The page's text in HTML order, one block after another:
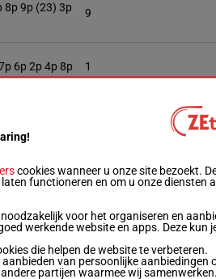
8p 9p (23) 3p
9
6p 2p 4p 8p 1
3p 2p 9p 4p
(23) 2p 2p 7p
cookies wanneer u onze site bezoekt.
functioneren en om u onze diensten
voor het organiseren en
werkende website en apps. Deze kun
die helpen de website te verbeteren.
van persoonlijke aanbiedingen
partijen waarmee wij